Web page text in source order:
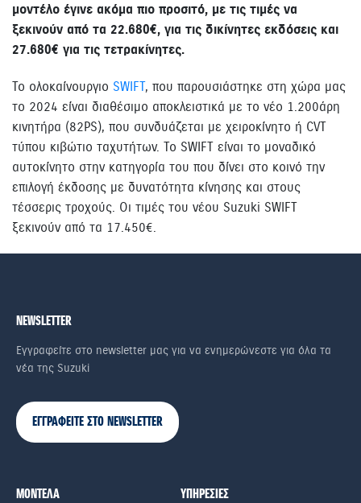
μοντέλο έγινε ακόμα πιο προσιτό, με τις τιμές να
ξεκινούν από τα 22.680€, για τις δικίνητες εκδόσεις και
27.680€ για τις τετρακίνητες.
Το ολοκαίνουργιο SWIFT, που παρουσιάστηκε στη χώρα μας
το 2024 είναι διαθέσιμο αποκλειστικά με το νέο 1.200άρη
κινητήρα (82PS), που συνδυάζεται με χειροκίνητο ή CVT
τύπου κιβώτιο ταχυτήτων. Το SWIFT είναι το μοναδικό
αυτοκίνητο στην κατηγορία του που δίνει στο κοινό την
επιλογή έκδοσης με δυνατότητα κίνησης και στους
τέσσερις τροχούς. Οι τιμές του νέου Suzuki SWIFT
ξεκινούν από τα 17.450€.
NEWSLETTER
Εγγραφείτε στο newsletter μας για να ενημερώνεστε για όλα τα
νέα της Suzuki
ΕΓΓΡΑΦΕΙΤΕ ΣΤΟ NEWSLETTER
ΜΟΝΤΕΛΑ ΥΠΗΡΕΣΙΕΣ